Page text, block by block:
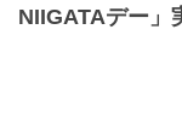
NIIGATAデー」